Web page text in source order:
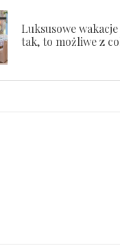
Luksusowe
tak, to możliwe z